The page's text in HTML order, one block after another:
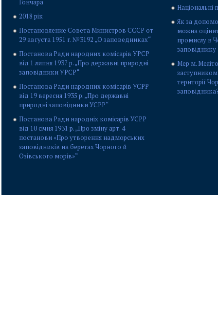
Гончара
2018 рік
Постановление Совета Министров СССР от
29 августа 1951 г. №3192 „О заповедниках“
Постанова Ради народних комісарів УРСР
від 1 липня 1937 р. „Про державні природні
заповідники УРСР“
Постанова Ради народних комісарів УСРР
від 19 вересня 1935 р. „Про державні
природні заповідники УСРР“
Постанова Ради народніх комісарів УСРР
від 10 січня 1931 р. „Про зміну арт. 4
постанови «Про утворення надморських
заповідників на берегах Чорного й
Озівського морів»“
Національні
Як за
можна
промислу в
заповіднику
Мер м.
території